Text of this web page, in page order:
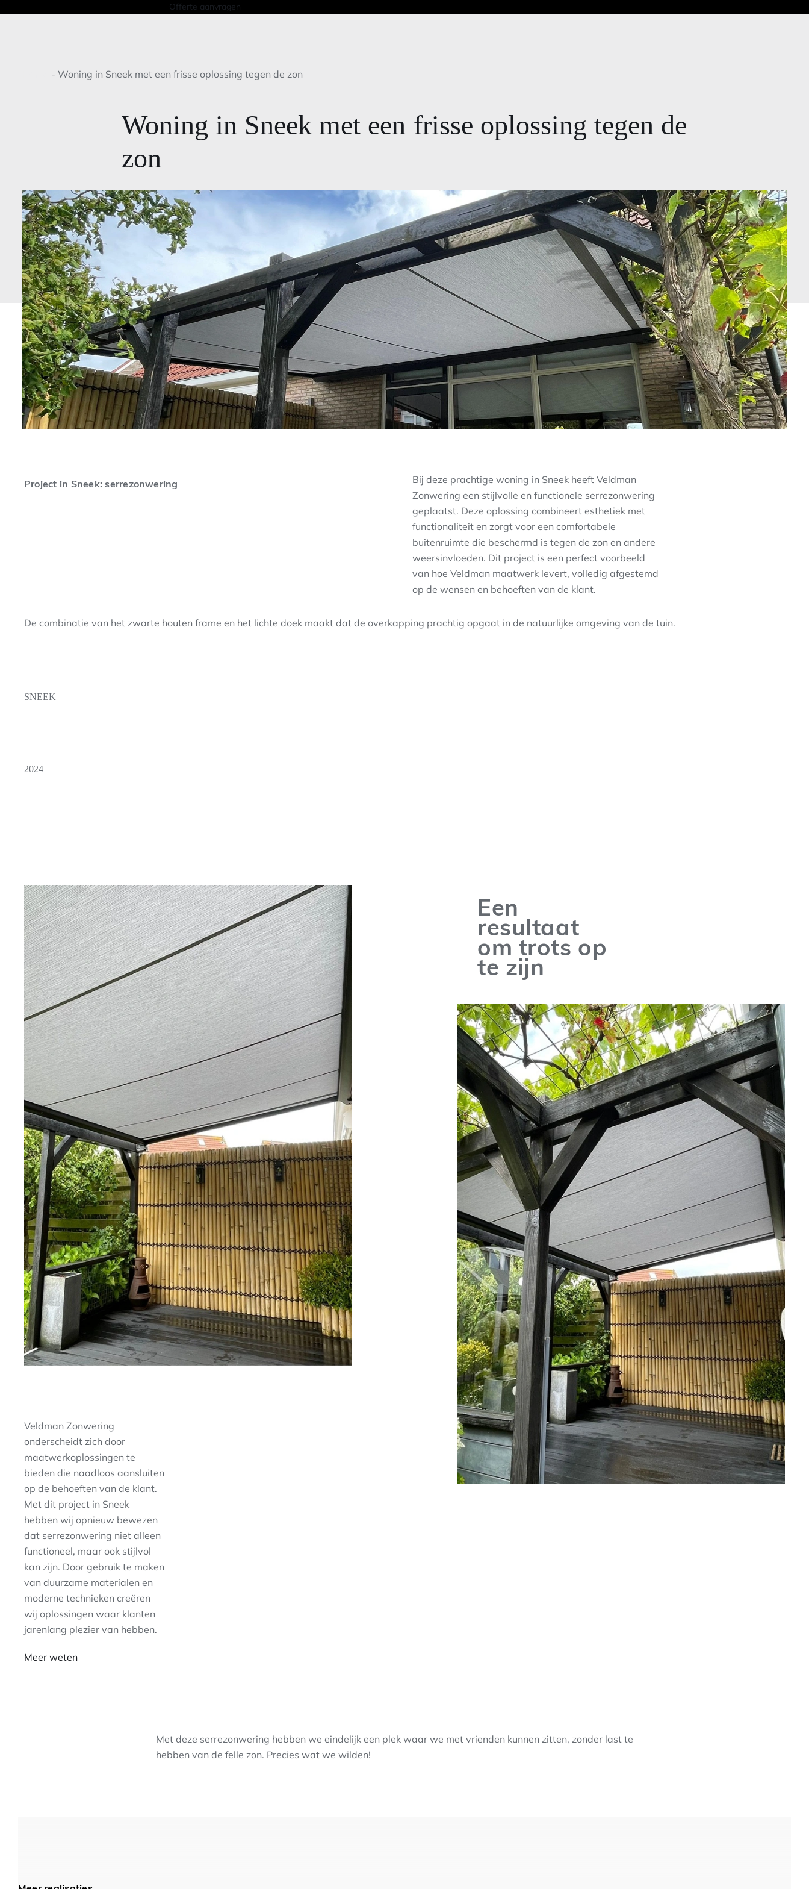
Offerte aanvragen
- Woning in Sneek met een frisse oplossing tegen de zon
Woning in Sneek met een frisse oplossing tegen de
zon
Project in Sneek: serrezonwering
Bij deze prachtige woning in Sneek heeft Veldman
Zonwering een stijlvolle en functionele serrezonwering
geplaatst. Deze oplossing combineert esthetiek met
functionaliteit en zorgt voor een comfortabele
buitenruimte die beschermd is tegen de zon en andere
weersinvloeden. Dit project is een perfect voorbeeld
van hoe Veldman maatwerk levert, volledig afgestemd
op de wensen en behoeften van de klant.
De combinatie van het zwarte houten frame en het lichte doek maakt dat de overkapping prachtig opgaat in de natuurlijke omgeving van de tuin.
SNEEK
2024
Veldman Zonwering
onderscheidt zich door
maatwerkoplossingen te
bieden die naadloos aansluiten
op de behoeften van de klant.
Met dit project in Sneek
hebben wij opnieuw bewezen
dat serrezonwering niet alleen
functioneel, maar ook stijlvol
kan zijn. Door gebruik te maken
van duurzame materialen en
moderne technieken creëren
wij oplossingen waar klanten
jarenlang plezier van hebben.
Meer weten
Een
resultaat
om trots op
te zijn
Met deze serrezonwering hebben we eindelijk een plek waar we met vrienden kunnen zitten, zonder last te
hebben van de felle zon. Precies wat we wilden!